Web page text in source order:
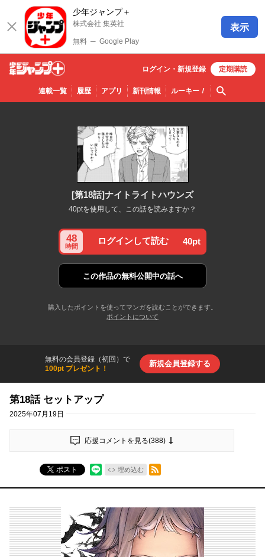
少年ジャンプ＋
株式会社 集英社
無料 ─ Google Play
表示
少年ジ
ャンプ
連載一覧 履歴 アプリ 新刊情報 ルーキー！ 検索
ログイン・ 新規登録 定期購読
[第18話]ナイトライトハウンズ
40ptを使用して、この話を読みますか？
48
時間
ログインして読む 40pt
この作品の無料公開中の話へ
購入したポイントを使ってマンガを読むことができます。
ポイントについて
無料の会員登録（初回）で
100pt プレゼント！
新規会員登録する
第18話 セットアップ
2025年07月19日
応援コメントを見る(388)
ポスト 埋め込む
RSSフィード